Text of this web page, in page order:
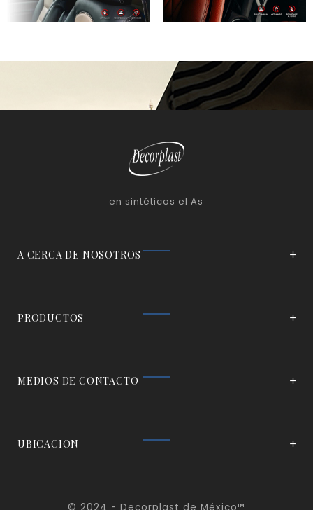
en sintéticos el As
A CERCA DE NOSOTROS
PRODUCTOS
MEDIOS DE CONTACTO
UBICACION